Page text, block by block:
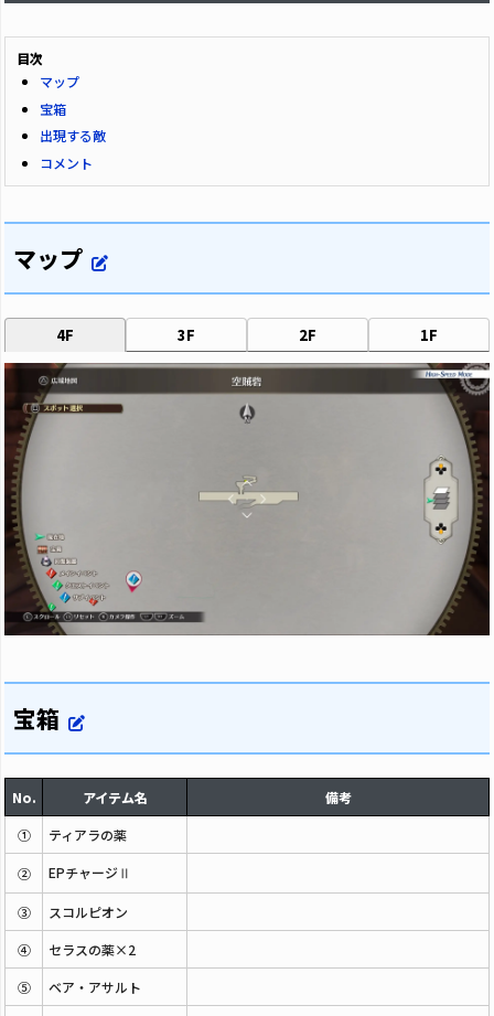
目次
マップ
宝箱
出現する敵
コメント
マップ
4F 3F 2F 1F
宝箱
No. アイテム名
備考
①
ティアラの薬
② EPチャージⅡ
③
スコルピオン
④
セラスの薬×2
⑤
ベア・アサルト